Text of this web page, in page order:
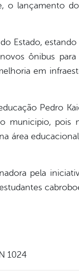
o lançamento
Estado,
ônibus
em
Pedro
municipio, pois
área
pela